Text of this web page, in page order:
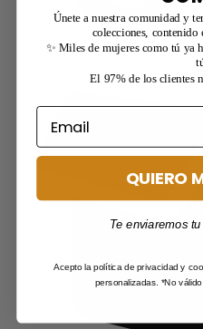
Envíos 24–72 h: Gratis ≥75
Únete a nuestra comunidad y
colecciones, contenido
✨ Miles de mujeres como tú
El 97% de los clientes
QUIERO
Te enviaremos
Acepto la política de privacidad y
personalizadas. *No